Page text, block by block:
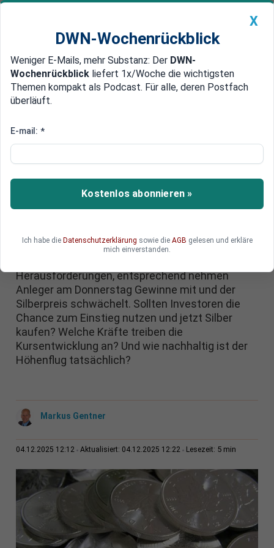
Newsticker MEIN DWN: Geldanlage Premium
Edelmetalle DWN-Magazin China
Silberpreis aktuell leichter:
Rücksetzer nutzen und Silber
Silberpreises in den vergangenen Monaten stellt
Herausforderungen, entsprechend nehmen
Anleger am Donnerstag Gewinne mit und der
Silberpreis schwächelt. Sollten Investoren die
Chance zum Einstieg nutzen und jetzt Silber
kaufen? Welche Kräfte treiben die
Kursentwicklung an? Und wie nachhaltig ist der
Höhenflug tatsächlich?
Markus Gentner
04.12.2025 12:12 Aktualisiert: 04.12.2025 12:22 Lesezeit: 5 min
X
DWN-Wochenrückblick
Weniger E-Mails, mehr Substanz: Der DWN-
Wochenrückblick liefert 1x/Woche die wichtigsten
Themen kompakt als Podcast. Für alle, deren Postfach
überläuft.
E-mail: *
Kostenlos abonnieren »
Ich habe die Datenschutzerklärung sowie die AGB gelesen und erkläre
mich einverstanden.